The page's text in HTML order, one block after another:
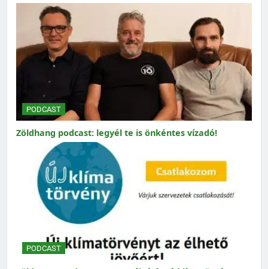
PODCAST
Zöldhang podcast: legyél te is önkéntes vízadó!
PODCAST